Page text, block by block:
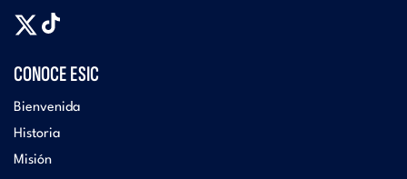
CONOCE ESIC
Bienvenida
Historia
Misión